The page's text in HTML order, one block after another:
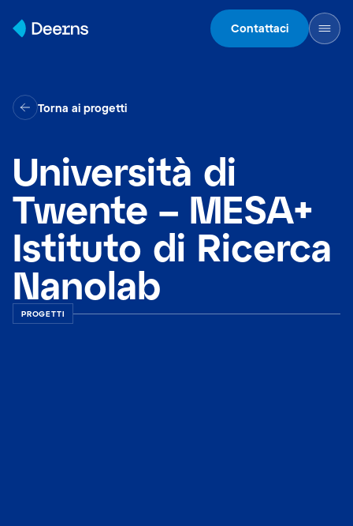
Contattaci
Torna ai progetti
Università di
Twente – MESA+
Istituto di Ricerca
Nanolab
PROGETTI